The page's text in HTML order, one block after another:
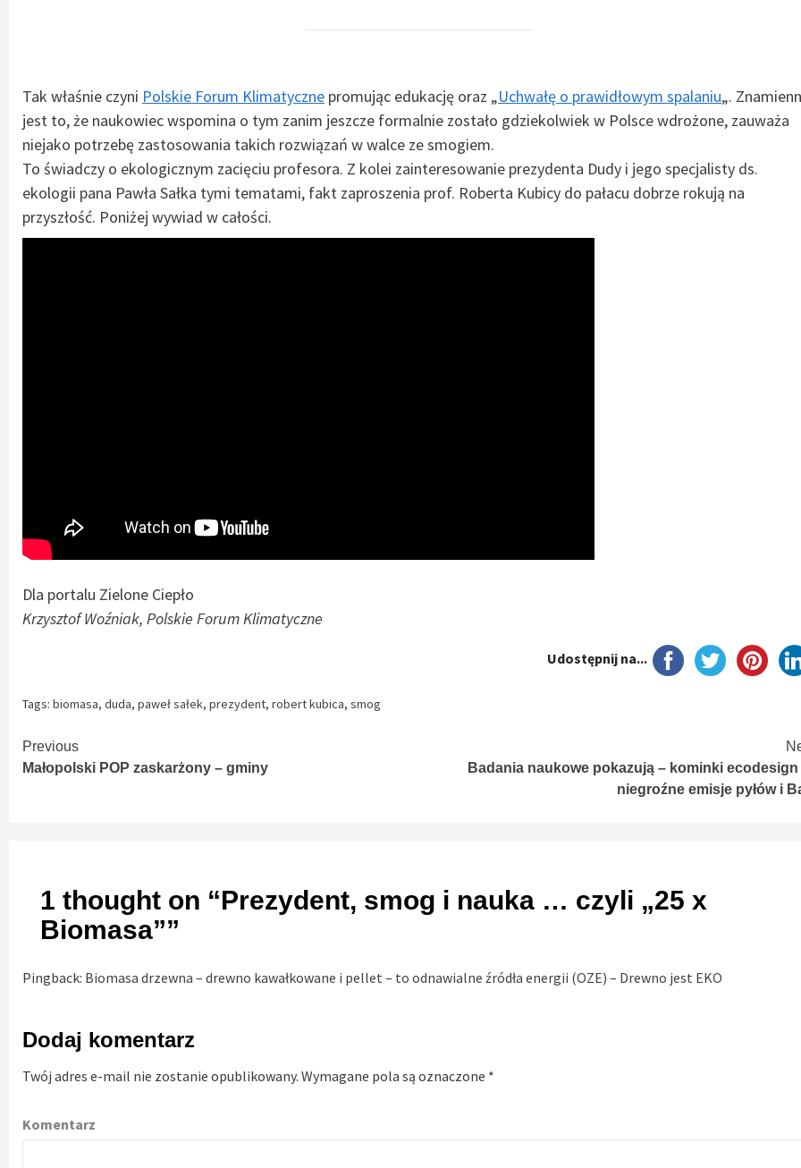
Tak właśnie czyni Polskie Forum Klimatyczne promując edukację oraz „Uchwałę o prawidłowym spalaniu„.
jest to, że naukowiec wspomina o tym zanim jeszcze formalnie zostało gdziekolwiek w Polsce wdrożone, zauważa
niejako potrzebę zastosowania takich rozwiązań w walce ze smogiem.
To świadczy o ekologicznym zacięciu profesora. Z kolei zainteresowanie prezydenta Dudy i jego specjalisty ds.
ekologii pana Pawła Sałka tymi tematami, fakt zaproszenia prof. Roberta Kubicy do pałacu dobrze rokują na
przyszłość. Poniżej wywiad w całości.
Dla portalu Zielone Ciepło
Krzysztof Woźniak, Polskie Forum Klimatyczne
Udostępnij na...
Tags: biomasa, duda, paweł sałek, prezydent, robert kubica, smog
Continue
Reading
Previous
Małopolski POP zaskarżony – gminy
Badania naukowe pokazują – kominki ecodesign
niegroźne emisje pyłów i
1 thought on “Prezydent, smog i nauka … czyli „25 x
Biomasa””
Pingback: Biomasa drzewna – drewno kawałkowane i pellet – to odnawialne źródła energii (OZE) – Drewno jest EKO
Dodaj komentarz
Twój adres e-mail nie zostanie opublikowany. Wymagane pola są oznaczone *
Komentarz